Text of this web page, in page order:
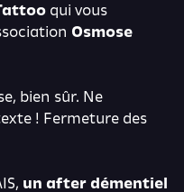
qui vous
Osmose
bien sûr. Ne
! Fermeture des
un after démentiel